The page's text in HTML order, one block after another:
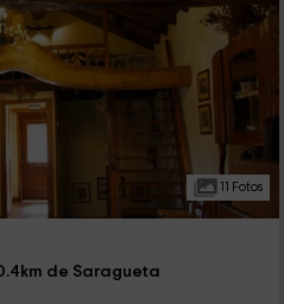
11 Fotos
de Saragueta